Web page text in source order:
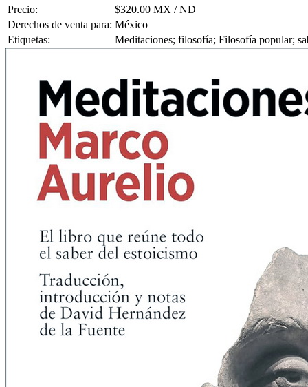
Precio:
$320.00 MX / ND
Derechos de venta para: México
Etiquetas:
Meditaciones; filosofía; Filosofía popular;